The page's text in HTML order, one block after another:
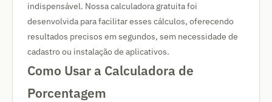
indispensável. Nossa calculadora gratuita foi
desenvolvida para facilitar esses cálculos, oferecendo
resultados precisos em segundos, sem necessidade de
cadastro ou instalação de aplicativos.
Como Usar a Calculadora de
Porcentagem